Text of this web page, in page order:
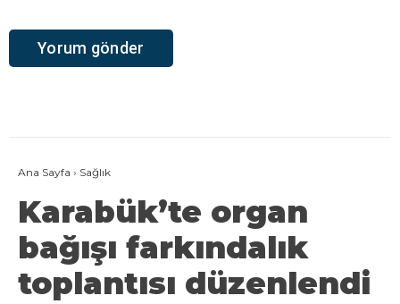
Ana Sayfa › Sağlık
Karabük’te organ
bağışı farkındalık
toplantısı düzenlendi